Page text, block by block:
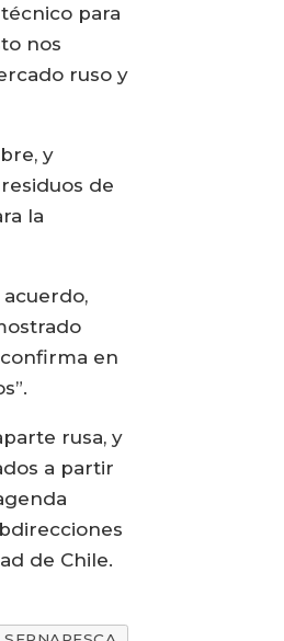
para
nos
ruso y
y
de
la
en
rusa, y
a partir
de Chile.